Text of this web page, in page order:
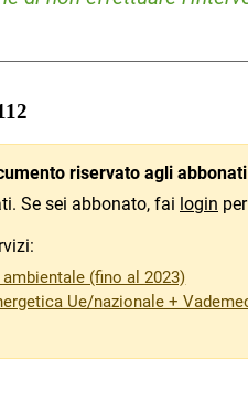
riservato agli abbonati
Se sei abbonato, fai login
(fino al 2023)
Ue/nazionale +